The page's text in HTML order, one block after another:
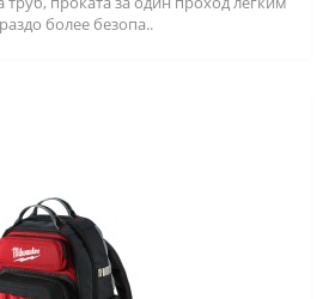
более безопа..